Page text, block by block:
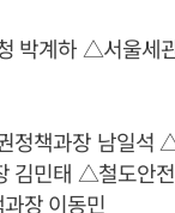
박계하 △서울세
정책과장 남일석
김민태 △철도안
장 이동민